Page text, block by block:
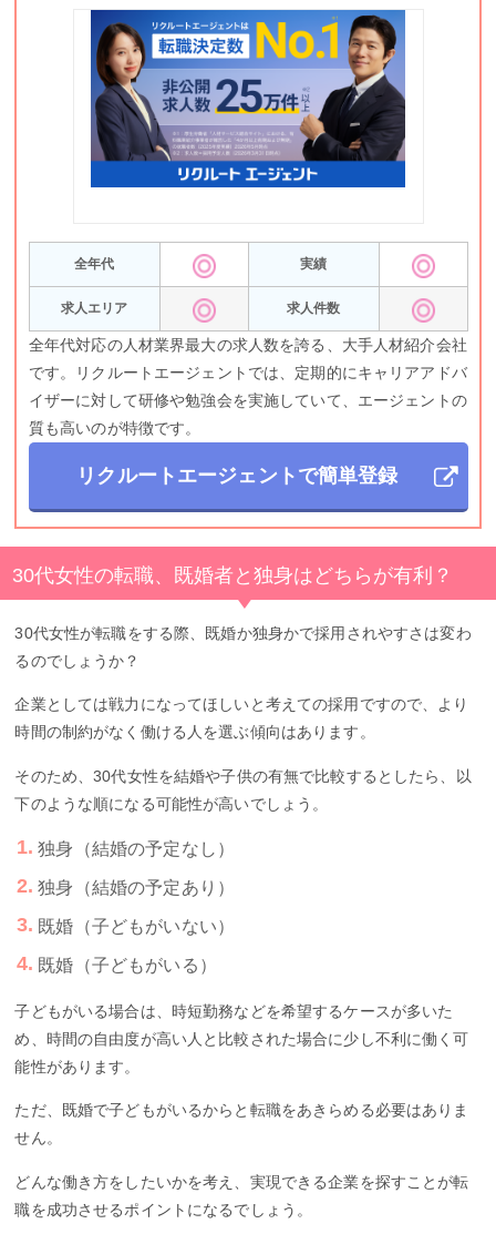
全年代 実績
求人エリア 求人件数
全年代対応の人材業界最大の求人数を誇る、大手人材紹介会社
です。リクルートエージェントでは、定期的にキャリアアドバ
イザーに対して研修や勉強会を実施していて、エージェントの
質も高いのが特徴です。
リクルートエージェント で簡単登録
30代女性の転職、既婚者と独身はどちらが有利？
30代女性が転職をする際、既婚か独身かで採用されやすさは変わ
るのでしょうか？
企業としては戦力になってほしいと考えての採用ですので、より
時間の制約がなく働ける人を選ぶ傾向はあります。
そのため、30代女性を結婚や子供の有無で比較するとしたら、以
下のような順になる可能性が高いでしょう。
独身（結婚の予定なし）
独身（結婚の予定あり）
既婚（子どもがいない）
既婚（子どもがいる）
子どもがいる場合は、時短勤務などを希望するケースが多いた
め、時間の自由度が高い人と比較された場合に少し不利に働く可
能性があります。
ただ、既婚で子どもがいるからと転職をあきらめる必要はありま
せん。
どんな働き方をしたいかを考え、実現できる企業を探すことが転
職を成功させるポイントになるでしょう。